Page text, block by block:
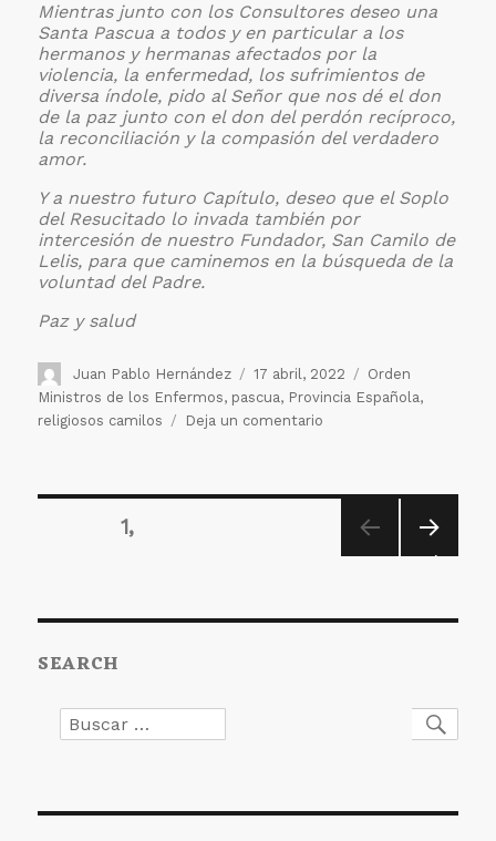
Mientras junto con los Consultores deseo una
Santa Pascua a todos y en particular a los
hermanos y hermanas afectados por la
violencia, la enfermedad, los sufrimientos de
diversa índole, pido al Señor que nos dé el don
de la paz junto con el don del perdón recíproco,
la reconciliación y la compasión del verdadero
amor.
Y a nuestro futuro Capítulo, deseo que el Soplo
del Resucitado lo invada también por
intercesión de nuestro Fundador, San Camilo de
Lelis, para que caminemos en la búsqueda de la
voluntad del Padre.
Paz y salud
Autor
Juan Pablo Hernández
Publicado
el
17 abril, 2022 Etiquetas
Orden
Ministros de los Enfermos, pascua, Provincia Española,
religiosos camilos
Deja un comentario
Vicario
General
Paginación
PÁGINA1
SEARCH
Buscar
por: